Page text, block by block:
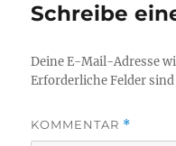
Schreibe
Deine E-Mail-Adresse
Erforderliche Felder
KOMMENTAR *